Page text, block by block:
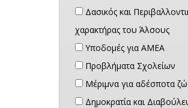
Δασικός και
χαρακτήρας του Άλσους
Υποδομές για ΑΜΕΑ
Προβλήματα Σχολείων
Μέριμνα για αδέσποτα
Δημοκρατία και